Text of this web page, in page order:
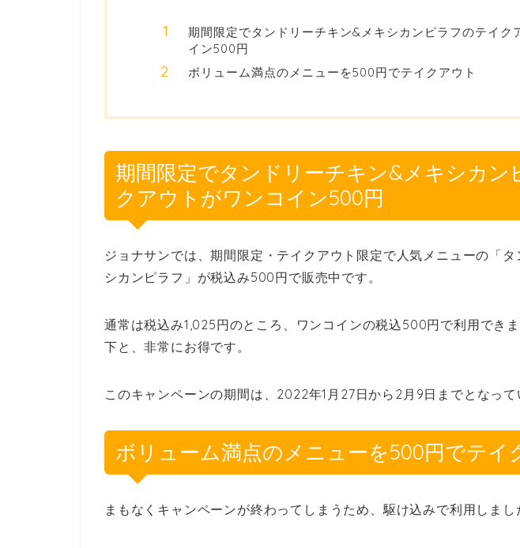
期間限定でタンドリーチキン&メキシカンピラフのテイク
イン500円
ボリューム満点のメニューを500円でテイクアウト
期間限定でタンドリーチキン&メキシカン
クアウトがワンコイン500円
ジョナサンでは、期間限定・テイクアウト限定で人気メニューの「
シカンピラフ」が税込み500円で販売中です。
通常は税込み1,025円のところ、ワンコインの税込500円で利用でき
下と、非常にお得です。
このキャンペーンの期間は、2022年1月27日から2月9日までとなって
ボリューム満点のメニューを500円でテイ
まもなくキャンペーンが終わってしまうため、駆け込みで利用しまし